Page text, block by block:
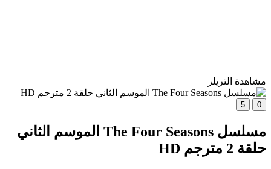
مشاهدة التريلر
0
5
مسلسل The Four Seasons الموسم الثاني
حلقة 2 مترجم HD